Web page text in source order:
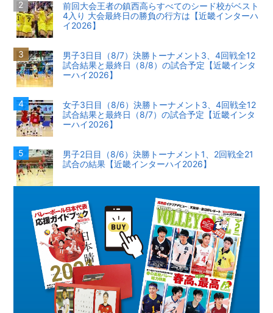
前回大会王者の鎮西高らすべてのシード校がベスト
4入り 大会最終日の勝負の行方は【近畿インターハ
イ2026】
男子3日目（8/7）決勝トーナメント3、4回戦全12
試合結果と最終日（8/8）の試合予定【近畿インタ
ーハイ2026】
女子3日目（8/6）決勝トーナメント3、4回戦全12
試合結果と最終日（8/7）の試合予定【近畿インタ
ーハイ2026】
男子2日目（8/6）決勝トーナメント1、2回戦全21
試合の結果【近畿インターハイ2026】